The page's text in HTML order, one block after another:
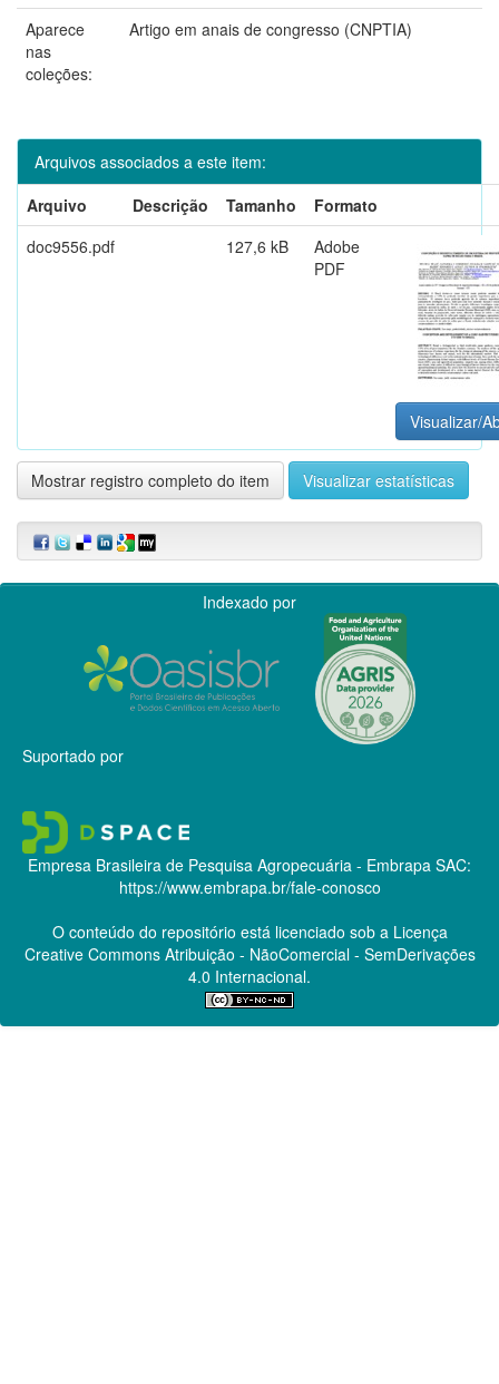
Aparece
nas
coleções:
Artigo em anais de congresso (CNPTIA)
Arquivos associados a este item:
Arquivo
Descrição Tamanho
Formato
doc9556.pdf
127,6 kB
Adobe
PDF
Visualizar/
Mostrar registro completo do item Visualizar estatísticas
Indexado por
Suportado por
Empresa Brasileira de Pesquisa Agropecuária - Embrapa SAC:
https://www.embrapa.br/fale-conosco
O conteúdo do repositório está licenciado sob a Licença
Creative CommonsAtribuição - NãoComercial - SemDerivações
4.0 Internacional.